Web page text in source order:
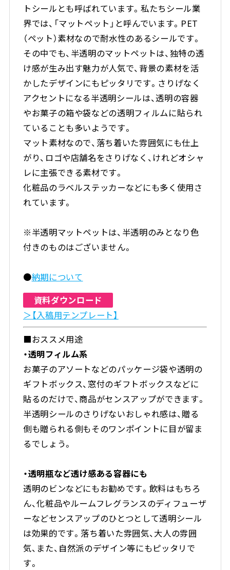
トシールとも呼ばれています。私たちシール業
界では、「マットペット」と呼んでいます。 PET
（ペット）素材なので耐水性のあるシールです。
その中でも、半透明のマットペットは、独特の透
け感が生み出す魅力が人気で、背景の素材を活
かしたデザインにもピッタリです。さりげなく
アクセントになる半透明シールは、透明の容器
やお菓子の箱や袋などの透明フィルムに貼られ
ていることも多いようです。
マット素材なので、落ち着いた雰囲気にも仕上
がり、ロゴや店舗名をさりげなく、けれどオシャ
レに主張できる素材です。
化粧品のラベルステッカーなどにも多く使用さ
れています。
※半透明マットペットは、半透明のみとなり色
付きのものはございません。
●納期について
資料ダウンロード
＞【入稿用テンプレート】
■おススメ用途
・透明フィルム系
お菓子のアソートなどのパッケージ袋や透明の
ギフトボックス、窓付のギフトボックスなどに
貼るのだけで、商品がセンスアップができます。
半透明シールのさりげないおしゃれ感は、贈る
側も贈られる側もそのワンポイントに目が留ま
るでしょう。
・透明瓶など透け感ある容器にも
透明のビンなどにもお勧めです。飲料はもちろ
ん、化粧品やルームフレグランスのディフューザ
ーなどセンスアップのひとつとして透明シール
は効果的です。落ち着いた雰囲気、大人の雰囲
気、また、自然派のデザイン等にもピッタリで
す。